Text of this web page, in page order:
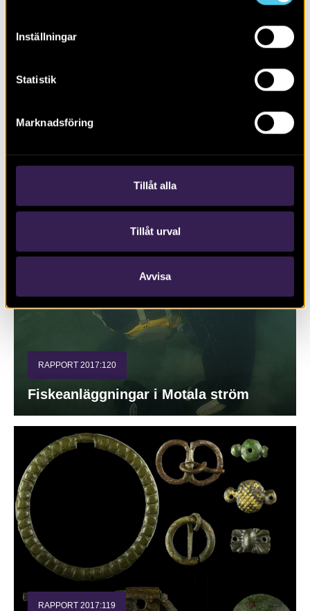
Inställningar
Statistik
Marknadsföring
Tillåt alla
Tillåt urval
Avvisa
RAPPORT 2017:127
Trafikplats Lunds Södra på väg E22
RAPPORT 2017:120
Fiskeanläggningar i Motala ström
RAPPORT 2017:119